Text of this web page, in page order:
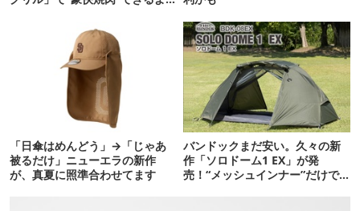
「日傘はめんどう」→「じゃあ
被るだけ」ニューエラの新作
が、真夏に照準合わせてます
バンドックまだ安い。久々の新
作「ソロドーム1 EX」が発
売！“メッシュインナー”だけで